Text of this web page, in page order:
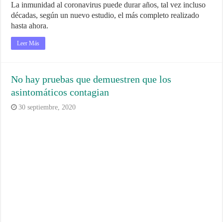
La inmunidad al coronavirus puede durar años, tal vez incluso
décadas, según un nuevo estudio, el más completo realizado
hasta ahora.
Leer Más
No hay pruebas que demuestren que los
asintomáticos contagian
30 septiembre, 2020